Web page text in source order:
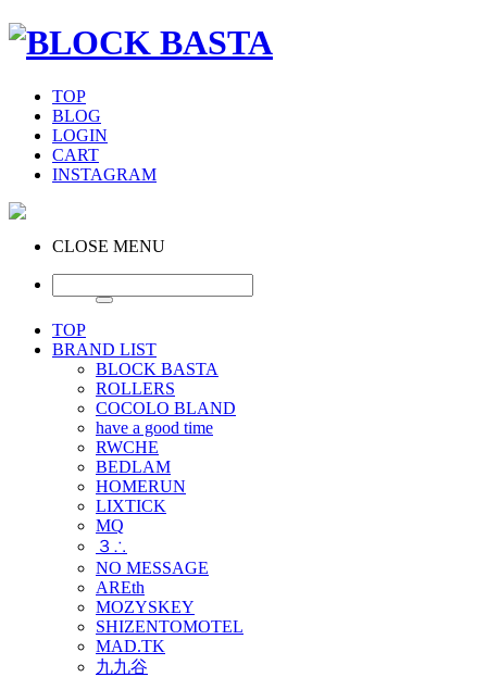
TOP
BLOG
LOGIN
CART
INSTAGRAM
CLOSE MENU
TOP
BRAND LIST
BLOCK BASTA
ROLLERS
COCOLO BLAND
have a good time
RWCHE
BEDLAM
HOMERUN
LIXTICK
MQ
３∴
NO MESSAGE
AREth
MOZYSKEY
SHIZENTOMOTEL
MAD.TK
九九谷